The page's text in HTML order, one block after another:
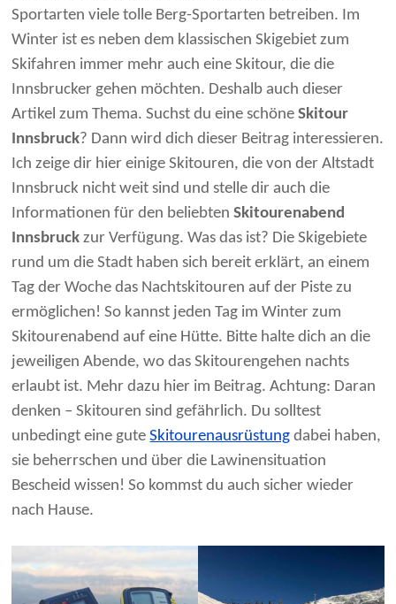
Sportarten viele tolle Berg-Sportarten betreiben. Im
Winter ist es neben dem klassischen Skigebiet zum
Skifahren immer mehr auch eine Skitour, die die
Innsbrucker gehen möchten. Deshalb auch dieser
Artikel zum Thema. Suchst du eine schöneSkitour
Innsbruck? Dann wird dich dieser Beitrag interessieren.
Ich zeige dir hier einige Skitouren, die von der Altstadt
Innsbruck nicht weit sind und stelle dir auch die
Informationen für den beliebtenSkitourenabend
Innsbruck zur Verfügung. Was das ist? Die Skigebiete
rund um die Stadt haben sich bereit erklärt, an einem
Tag der Woche das Nachtskitouren auf der Piste zu
ermöglichen! So kannst jeden Tag im Winter zum
Skitourenabend auf eine Hütte. Bitte halte dich an die
jeweiligen Abende, wo das Skitourengehen nachts
erlaubt ist. Mehr dazu hier im Beitrag. Achtung: Daran
denken – Skitouren sind gefährlich. Du solltest
unbedingt eine guteSkitourenausrüstung dabei haben,
sie beherrschen und über die Lawinensituation
Bescheid wissen! So kommst du auch sicher wieder
nach Hause.